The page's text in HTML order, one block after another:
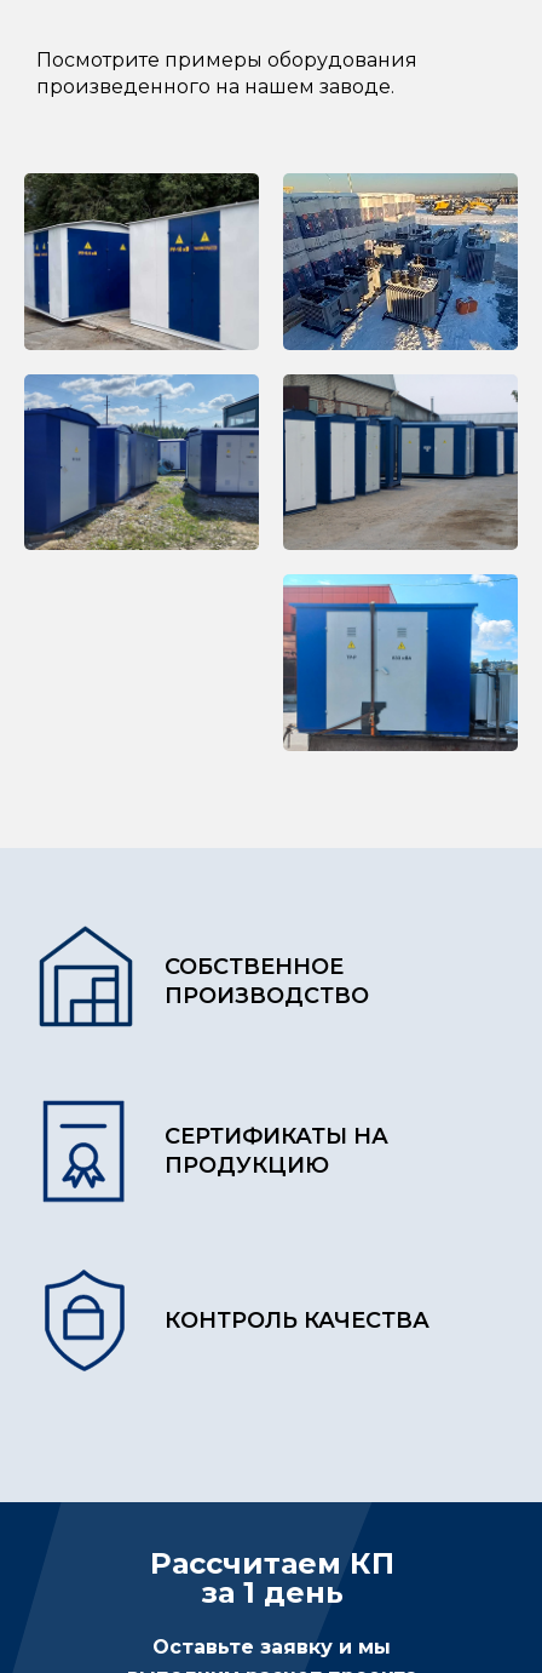
Посмотрите примеры оборудования
произведенного на нашем заводе.
СОБСТВЕННОЕ
ПРОИЗВОДСТВО
СЕРТИФИКАТЫ НА
ПРОДУКЦИЮ
КОНТРОЛЬ КАЧЕСТВА
Рассчитаем КП
за 1 день
Оставьте заявку и мы